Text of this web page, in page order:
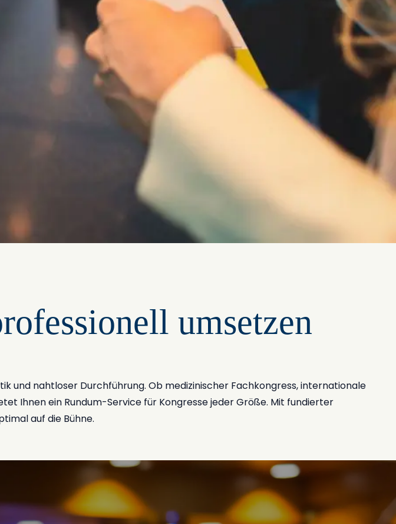
umsetzen
und nahtloser Durchführung. Ob medizinischer Fachkongress, internationale
Ihnen ein Rundum-Service für Kongresse jeder Größe. Mit fundierter
auf die Bühne.